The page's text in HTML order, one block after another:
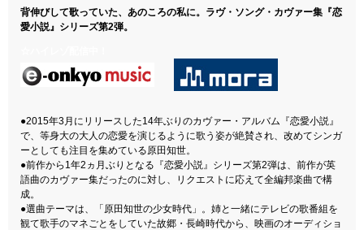
背伸びして歌っていた、あのころの私に。ラヴ・ソング・カヴァー集『恋
愛小説』シリーズ第2弾。
●2015年3月にリリースした14年ぶりのカヴァー・アルバム『恋愛小説』
で、等身大の大人の恋愛を演じるように歌う姿が絶賛され、改めてシンガ
ーとしても注目を集めている原田知世。
●前作から1年2ヵ月ぶりとなる『恋愛小説』シリーズ第2弾は、前作が英
語曲のカヴァー集だったのに対し、リクエストに応えて全編邦楽曲で構
成。
●選曲テーマは、「原田知世の少女時代」。姉と一緒にテレビの歌番組を
観て歌手のマネごとをしていた故郷・長崎時代から、映画のオーディショ